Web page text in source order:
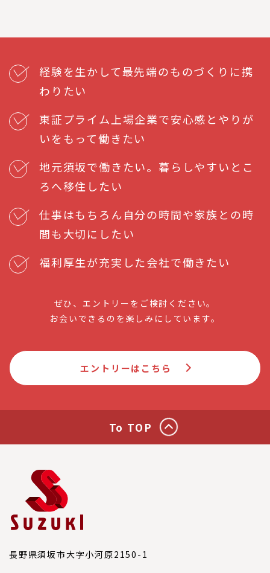
経験を生かして最先端のものづくりに携
わりたい
東証プライム上場企業で安心感とやりが
いをもって働きたい
地元須坂で働きたい。暮らしやすいとこ
ろへ移住したい
仕事はもちろん自分の時間や家族との時
間も大切にしたい
福利厚生が充実した会社で働きたい
ぜひ、エントリーをご検討ください。
お会いできるのを楽しみにしています。
エントリーはこちら
To TOP
長野県須坂市大字小河原2150-1